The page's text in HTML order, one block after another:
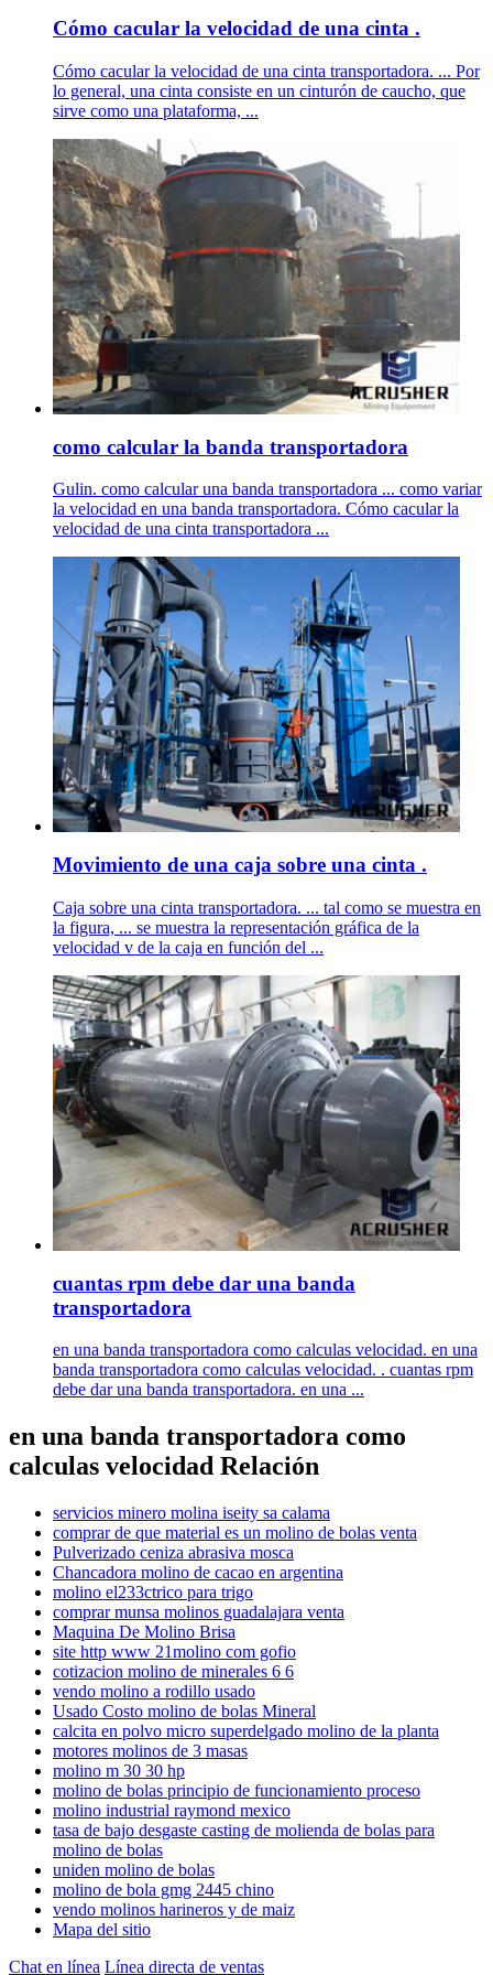
Cómo cacular la velocidad de una cinta .
Cómo cacular la velocidad de una cinta transportadora. ... Por
lo general, una cinta consiste en un cinturón de caucho, que
sirve como una plataforma, ...
como calcular la banda transportadora
Gulin. como calcular una banda transportadora ... como variar
la velocidad en una banda transportadora. Cómo cacular la
velocidad de una cinta transportadora ...
Movimiento de una caja sobre una cinta .
Caja sobre una cinta transportadora. ... tal como se muestra en
la figura, ... se muestra la representación gráfica de la
velocidad v de la caja en función del ...
cuantas rpm debe dar una banda
transportadora
en una banda transportadora como calculas velocidad. en una
banda transportadora como calculas velocidad. . cuantas rpm
debe dar una banda transportadora. en una ...
en una banda transportadora como
calculas velocidad Relación
servicios minero molina iseity sa calama
comprar de que material es un molino de bolas venta
Pulverizado ceniza abrasiva mosca
Chancadora molino de cacao en argentina
molino el233ctrico para trigo
comprar munsa molinos guadalajara venta
Maquina De Molino Brisa
site http www 21molino com gofio
cotizacion molino de minerales 6 6
vendo molino a rodillo usado
Usado Costo molino de bolas Mineral
calcita en polvo micro superdelgado molino de la planta
motores molinos de 3 masas
molino m 30 30 hp
molino de bolas principio de funcionamiento proceso
molino industrial raymond mexico
tasa de bajo desgaste casting de molienda de bolas para
molino de bolas
uniden molino de bolas
molino de bola gmg 2445 chino
vendo molinos harineros y de maiz
Mapa del sitio
Chat en línea Línea directa de ventas